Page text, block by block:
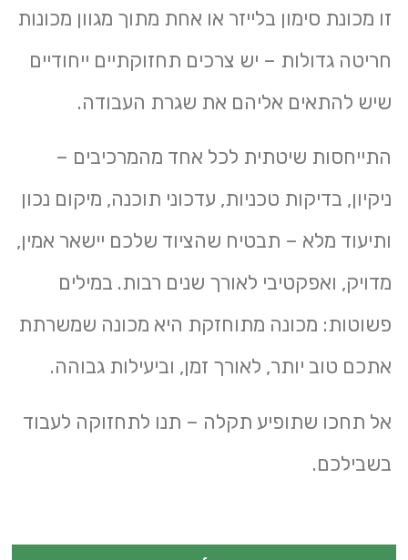
זו מכונת סימון בלייזראו אחת מתוך מגוון מכונות
חריטה גדולות– יש צרכים תחזוקתיים ייחודיים
שיש להתאים אליהם את שגרת העבודה.
התייחסות שיטתית לכל אחד מהמרכיבים –
ניקיון, בדיקות טכניות, עדכוני תוכנה, מיקום נכון
ותיעוד מלא – תבטיח שהציוד שלכם יישאר אמין,
מדויק, ואפקטיבי לאורך שנים רבות. במילים
פשוטות: מכונה מתוחזקת היא מכונה שמשרתת
אתכם טוב יותר, לאורך זמן, וביעילות גבוהה.
אל תחכו שתופיע תקלה – תנו לתחזוקה לעבוד
בשבילכם.